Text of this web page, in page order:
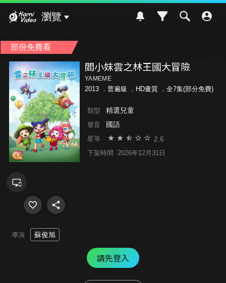
瀏覽
部份免費看
閻小妹雲之林王國大冒險
YAMEME
2013 ． 普遍級 ．HD畫質 ．全7集(部分免費)
類型 精選兒童
發音 國語
星等 2.6
下架時間 2026年12月31日
導演 蘇俊旭
請先登入